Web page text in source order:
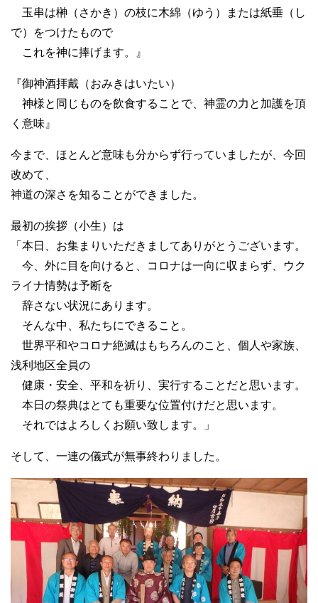
玉串は榊（さかき）の枝に木綿（ゆう）または紙垂（し
で）をつけたもので
これを神に捧げます。』
『御神酒拝戴（おみきはいたい）
神様と同じものを飲食することで、神霊の力と加護を頂
く意味』
今まで、ほとんど意味も分からず行っていましたが、今回
改めて、
神道の深さを知ることができました。
最初の挨拶（小生）は
「本日、お集まりいただきましてありがとうございます。
今、外に目を向けると、コロナは一向に収まらず、ウク
ライナ情勢は予断を
辞さない状況にあります。
そんな中、私たちにできること。
世界平和やコロナ絶滅はもちろんのこと、個人や家族、
浅利地区全員の
健康・安全、平和を祈り、実行することだと思います。
本日の祭典はとても重要な位置付けだと思います。
それではよろしくお願い致します。」
そして、一連の儀式が無事終わりました。